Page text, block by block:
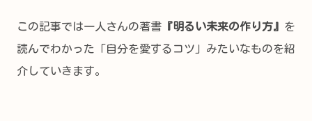
この記事では一人さんの著書 『明るい未来の作り方』 を
読んでわかった「自分を愛するコツ」みたいなものを紹
介していきます。